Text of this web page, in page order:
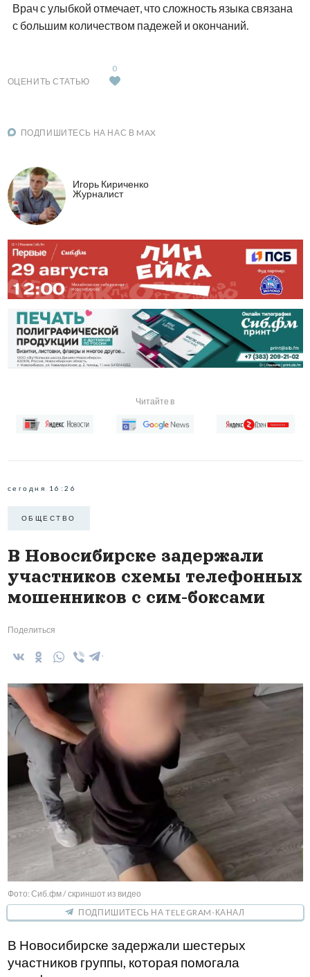
Врач с улыбкой отмечает, что сложность языка связана
с большим количеством падежей и окончаний.
ОЦЕНИТЬ СТАТЬЮ
0
ПОДПИШИТЕСЬ НА НАС В MAX
Игорь Кириченко
Журналист
Читайте в
сегодня 16:26
ОБЩЕСТВО
В Новосибирске задержали
участников схемы телефонных
мошенников с сим-боксами
Поделиться
Фото: Сиб.фм / скриншот из видео
ПОДПИШИТЕСЬ НА TELEGRAM-КАНАЛ
В Новосибирске задержали шестерых
участников группы, которая помогала